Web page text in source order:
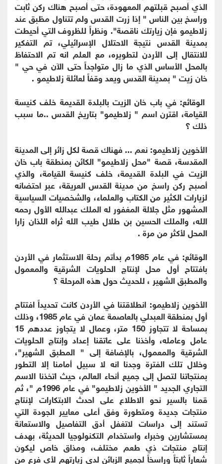
الذي أصبح قبلتهم المعهودة، حتى أصبح هناك ركن ثابت
وراسخ بين الناس " إذا زرت القدس ولم تتناول مطّبق عند
زلاطيمو فإن زيارتك ناقصة". ونظراً للظروف التي أحيطت
بمدينة القدس نتيجة الاحتلال الإسرائيلي، تم التفكير
للانتقال إلى الأردن لتطويره، مع العلم انه تم الاحتفاظ
بالمحل الأساس الذي ما زال متواجداً حتى الآن في حي "
خان زيت " بمدينة القدس ويعد وقفاً لعائلة زلاطيمو .
الوقائع: في باب خان الزيت بالبلدة القديمة خلف كنيسة
القيامة، اقترن اسم " زلاطيمو" بتاريخ القدس ..ما سبب
ذلك ؟
الأخوين زلاطيمو: نعم ... فهناك قصة لكل زائر إلى المدينة
المقدسة، قصة "محل زلاطيمو" الكائن بمنطقة باب خان
الزيت في البلدة القديمة، خلف كنيسة القيامة، والذي
أصبح ركن راسخ من مدينة القدس العريقة، عبر احتضانه
لزيارات الكثير من الكتاب والعلماء، والشخصيات السياسية
المشهور مثل جلالة المغفور له الملك عبدالله الأول رحمه
الله، والملك الحسين بن طلال طيب الله ثراه اللذان زارا
المحل لأكثر من مرة .
الوقائع: في عام 1985م بدأتم رحلة الاستثمار في الأردن
بافتتاح أول محل لإنتاج الحلويات الشرقية والمعمول
والمطبق الشهير ، للحديث حول هذه المرحلة ؟
الأخوين زلاطيمو: انطلاقتنا في الأردن كانت تحديداً افتتاح
أول بمنطقة العبدلي بالعاصمة عمان في عام 1985، وذلك
بمساحة لا تتجاوز 150 متر، وعمال لا يتجاوز عددهم 15
عامل وعامله، وأخذنا على عاتقنا إعداد وإنتاج الحلويات
الشرقية والمعمول، بالإضافة إلى " المطبق الشهير"،
وخلال تلك الفترة وجدنا انه لا سبيل أمامنا إلا التطور
بمنتجاتنا لتصل إلى جميع أنحاء العالم، حيث اتخذنا الاسم
التجاري الجديد " الأخوين زلاطيمو" في عام 1996م "، ثم
قمنا بالسير نحو الاطلاع على احدث الابتكارات لإنتاج
منتجات جديدة ومتطورة وفق أعلى معايير الجودة التي
تستند إلى دراسات لاتغفل أدق التفاصيل والاستعانة
بمستشارين وخبراء واستخدام التكنولوجيا الحديثة، بهدف
إنتاج منتجات ذي طعم مختلف، ومذاق خاص ليكون
شعاراً ثابتاً وراسخاً لجميع الزبائن لدى زيارتهم لأي فرع من